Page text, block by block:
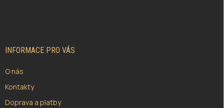
INFORMACE PRO VÁS
O nás
Kontakty
Doprava a platby